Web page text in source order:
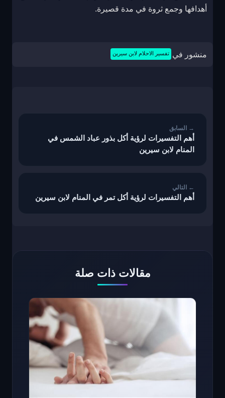
أهدافها وجمع ثروة في مدة قصيرة.
منشور في تفسير الاحلام لابن سيرين
أهم التفسيرات لرؤية أكل بذور عباد الشمس في
المنام لابن سيرين
أهم التفسيرات لرؤية أكل تمر في المنام لابن سيرين
مقالات ذات صلة